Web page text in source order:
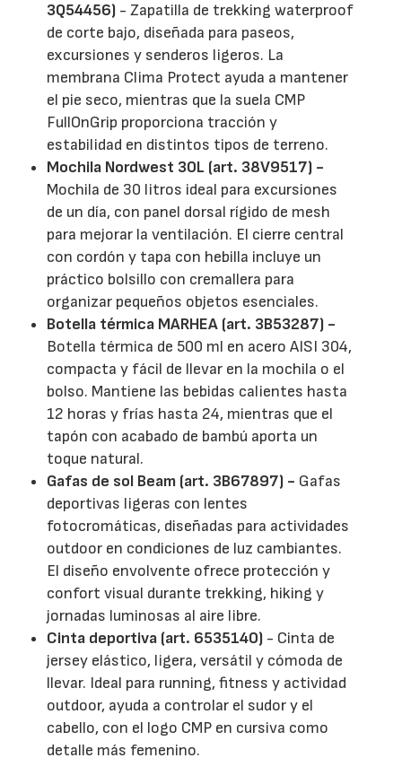
3Q54456) - Zapatilla de trekking waterproof
de corte bajo, diseñada para paseos,
excursiones y senderos ligeros. La
membrana Clima Protect ayuda a mantener
el pie seco, mientras que la suela CMP
FullOnGrip proporciona tracción y
estabilidad en distintos tipos de terreno.
Mochila Nordwest 30L (art. 38V9517) -
Mochila de 30 litros ideal para excursiones
de un día, con panel dorsal rígido de mesh
para mejorar la ventilación. El cierre central
con cordón y tapa con hebilla incluye un
práctico bolsillo con cremallera para
organizar pequeños objetos esenciales.
Botella térmica MARHEA (art. 3B53287) -
Botella térmica de 500 ml en acero AISI 304,
compacta y fácil de llevar en la mochila o el
bolso. Mantiene las bebidas calientes hasta
12 horas y frías hasta 24, mientras que el
tapón con acabado de bambú aporta un
toque natural.
Gafas de sol Beam (art. 3B67897) - Gafas
deportivas ligeras con lentes
fotocromáticas, diseñadas para actividades
outdoor en condiciones de luz cambiantes.
El diseño envolvente ofrece protección y
confort visual durante trekking, hiking y
jornadas luminosas al aire libre.
Cinta deportiva (art. 6535140) - Cinta de
jersey elástico, ligera, versátil y cómoda de
llevar. Ideal para running, fitness y actividad
outdoor, ayuda a controlar el sudor y el
cabello, con el logo CMP en cursiva como
detalle más femenino.